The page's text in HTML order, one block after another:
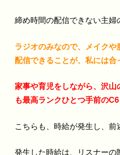
締め時間の配信できない主婦
ラジオのみなので、メイク
配信できることが、私には合
家事や育児をしながら、沢
も最高ランクひとつ手前の
こちらも、時給が発生し、前
発生した時給は、リスナーの